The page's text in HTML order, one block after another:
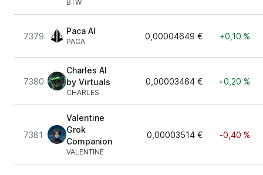
BTW
7379
Paca AI
PACA
0,00004649 € +0,10 %
7380
Charles AI
by Virtuals
CHARLES
0,00003464 € +0,20 %
7381
Valentine
Grok
Companion
VALENTINE
0,00003514 € -0,40 %